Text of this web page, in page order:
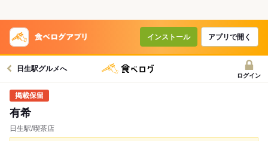
インストール アプリで開く
日生駅グルメへ
ログイン
有希
日生駅/喫茶店